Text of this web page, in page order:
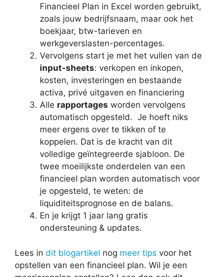
Financieel Plan in Excel worden gebruikt,
zoals jouw bedrijfsnaam, maar ook het
boekjaar, btw-tarieven en
werkgeverslasten-percentages.
Vervolgens start je met het vullen van de
input-sheets: verkopen en inkopen,
kosten, investeringen en bestaande
activa, privé uitgaven en financiering
Alle rapportages worden vervolgens
automatisch opgesteld. Je hoeft niks
meer ergens over te tikken of te
koppelen. Dat is de kracht van dit
volledige geïntegreerde sjabloon. De
twee moeilijkste onderdelen van een
financieel plan worden automatisch voor
je opgesteld, te weten: de
liquiditeitsprognose en de balans.
En je krijgt 1 jaar lang gratis
ondersteuning & updates.
Lees in dit blogartikel nog meer tips voor het
opstellen van een financieel plan. Wil je een